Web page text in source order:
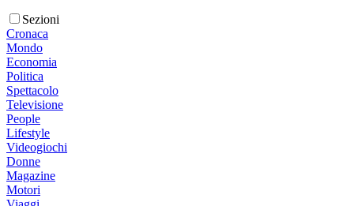
Sezioni
Cronaca
Mondo
Economia
Politica
Spettacolo
Televisione
People
Lifestyle
Videogiochi
Donne
Magazine
Motori